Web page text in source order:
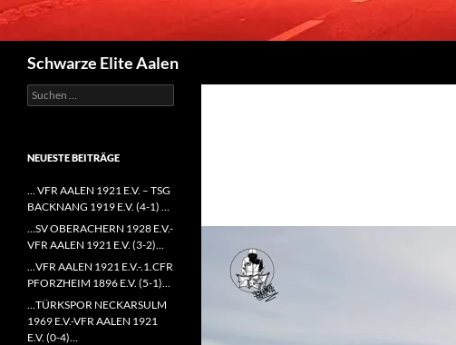
Schwarze Elite Aalen
Suchen
nach:
NEUESTE BEITRÄGE
… VFR AALEN 1921 E.V. – TSG
BACKNANG 1919 E.V. (4-1) …
…SV OBERACHERN 1928 E.V.-
VFR AALEN 1921 E.V. (3-2)…
…VFR AALEN 1921 E.V.-.1.CFR
PFORZHEIM 1896 E.V. (5-1)…
…TÜRKSPOR NECKARSULM
1969 E.V.-VFR AALEN 1921
E.V. (0-4)…